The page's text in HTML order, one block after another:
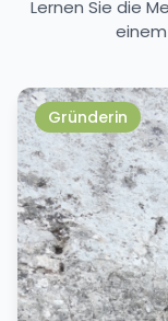
Lernen Sie die
Gründerin